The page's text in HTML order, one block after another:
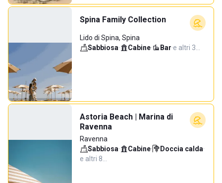
Spina Family Collection
Lido di Spina, Spina
Sabbiosa· Cabine· Bar·e altri 3…
Astoria Beach | Marina di
Ravenna
Ravenna
Sabbiosa· Cabine· Doccia calda·
e altri 8…